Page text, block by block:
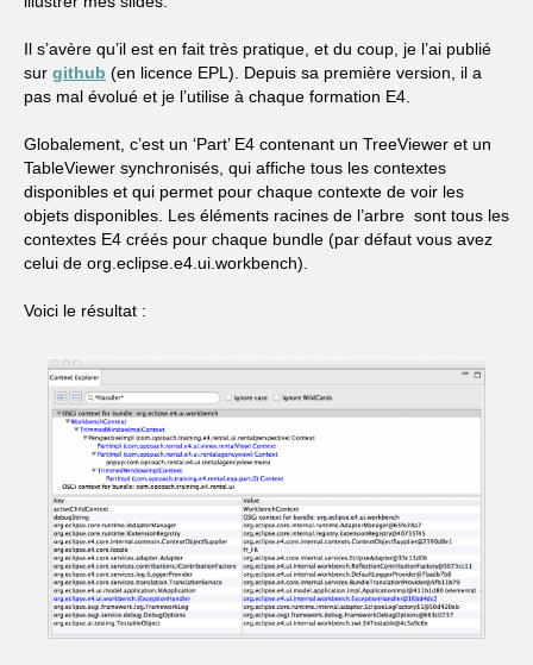
Il s’avère qu’il est en fait très pratique, et du coup, je l’ai publié
sur github (en licence EPL). Depuis sa première version, il a
pas mal évolué et je l’utilise à chaque formation E4.
Globalement, c’est un ‘Part’ E4 contenant un TreeViewer et un
TableViewer synchronisés, qui affiche tous les contextes
disponibles et qui permet pour chaque contexte de voir les
objets disponibles. Les éléments racines de l’arbre sont tous les
contextes E4 créés pour chaque bundle (par défaut vous avez
celui de org.eclipse.e4.ui.workbench).
Voici le résultat :